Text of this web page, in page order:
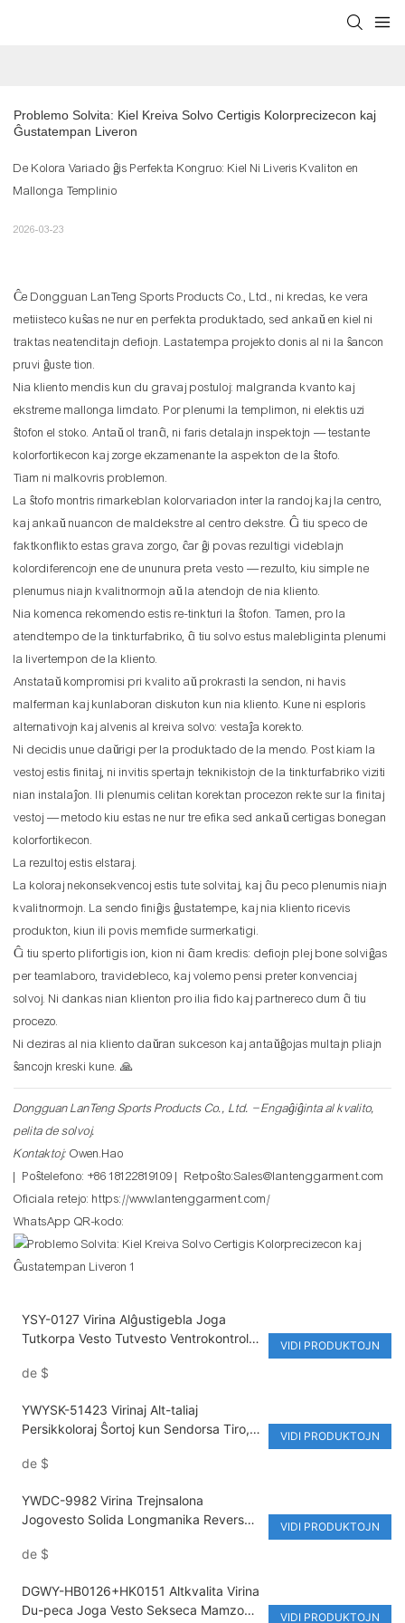
Problemo Solvita: Kiel Kreiva Solvo Certigis Kolorprecizecon kaj
Ĝustatempan Liveron
De Kolora Variado ĝis Perfekta Kongruo: Kiel Ni Liveris Kvaliton en
Mallonga Templinio
2026-03-23
Ĉe Dongguan LanTeng Sports Products Co., Ltd., ni kredas, ke vera
metiisteco kuŝas ne nur en perfekta produktado, sed ankaŭ en kiel ni
traktas neatenditajn defiojn. Lastatempa projekto donis al ni la ŝancon
pruvi ĝuste tion.
Nia kliento mendis kun du gravaj postuloj: malgranda kvanto kaj
ekstreme mallonga limdato. Por plenumi la templimon, ni elektis uzi
ŝtofon el stoko. Antaŭ ol tranĉi, ni faris detalajn inspektojn — testante
kolorfortikecon kaj zorge ekzamenante la aspekton de la ŝtofo.
Tiam ni malkovris problemon.
La ŝtofo montris rimarkeblan kolorvariadon inter la randoj kaj la centro,
kaj ankaŭ nuancon de maldekstre al centro dekstre. Ĉi tiu speco de
faktkonflikto estas grava zorgo, ĉar ĝi povas rezultigi videblajn
kolordiferencojn ene de ununura preta vesto — rezulto, kiu simple ne
plenumus niajn kvalitnormojn aŭ la atendojn de nia kliento.
Nia komenca rekomendo estis re-tinkturi la ŝtofon. Tamen, pro la
atendtempo de la tinkturfabriko, ĉi tiu solvo estus malebliginta plenumi
la livertempon de la kliento.
Anstataŭ kompromisi pri kvalito aŭ prokrasti la sendon, ni havis
malferman kaj kunlaboran diskuton kun nia kliento. Kune ni esploris
alternativojn kaj alvenis al kreiva solvo: vestaĵa korekto.
Ni decidis unue daŭrigi per la produktado de la mendo. Post kiam la
vestoj estis finitaj, ni invitis spertajn teknikistojn de la tinkturfabriko viziti
nian instalaĵon. Ili plenumis celitan korektan procezon rekte sur la finitaj
vestoj — metodo kiu estas ne nur tre efika sed ankaŭ certigas bonegan
kolorfortikecon.
La rezultoj estis elstaraj.
La koloraj nekonsekvencoj estis tute solvitaj, kaj ĉiu peco plenumis niajn
kvalitnormojn. La sendo finiĝis ĝustatempe, kaj nia kliento ricevis
produkton, kiun ili povis memfide surmerkatigi.
Ĉi tiu sperto plifortigis ion, kion ni ĉiam kredis: defiojn plej bone solviĝas
per teamlaboro, travidebleco, kaj volemo pensi preter konvenciaj
solvoj. Ni dankas nian klienton pro ilia fido kaj partnereco dum ĉi tiu
procezo.
Ni deziras al nia kliento daŭran sukceson kaj antaŭĝojas multajn pliajn
ŝancojn kreski kune. 🙏
Dongguan LanTeng Sports Products Co., Ltd. – Engaĝiĝinta al kvalito,
pelita de solvoj.
Kontaktoj: Owen.Hao
| Poŝtelefono: +86 18122819109 | Retpoŝto:Sales@lantenggarment.com
Oficiala retejo: https://www.lantenggarment.com/
WhatsApp QR-kodo:
YSY-0127 Virina Alĝustigebla Joga
Tutkorpa Vesto Tutvesto Ventrokontrolo
Nilono/Slastano Senmanika
de $
VIDI PRODUKTOJN
YWYSK-51423 Virinaj Alt-taliaj
Persikkoloraj Ŝortoj kun Sendorsa Tiro,
Kompleto, Spirebla, Ekologie Amika
de $
VIDI PRODUKTOJN
YWDC-9982 Virina Trejnsalona
Jogovesto Solida Longmanika Reversa
Talio Aktiva Streĉa Alta Talio Leginoj
de $
VIDI PRODUKTOJN
DGWY-HB0126+HK0151 Altkvalita Virina
Du-peca Joga Vesto Sekseca Mamzono
VIDI PRODUKTOJN